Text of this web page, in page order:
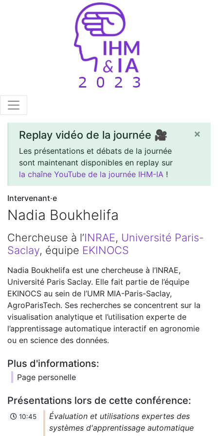
Replay vidéo de la journée 🎥
Les présentations et débats de la journée
sont maintenant disponibles en replay sur
la chaîne YouTube de la journée IHM-IA !
×
Intervenant·e
Nadia Boukhelifa
Chercheuse à l’INRAE, Université Paris-
Saclay, équipe EKINOCS
Nadia Boukhelifa est une chercheuse à l’INRAE,
Université Paris Saclay. Elle fait partie de l’équipe
EKINOCS au sein de l’UMR MIA-Paris-Saclay,
AgroParisTech. Ses recherches se concentrent sur la
visualisation analytique et l’utilisation experte de
l’apprentissage automatique interactif en agronomie
ou en science des données.
Plus d'informations:
Page personelle
Présentations lors de cette conférence:
10:45
Évaluation et utilisations expertes des
systèmes d'apprentissage automatique